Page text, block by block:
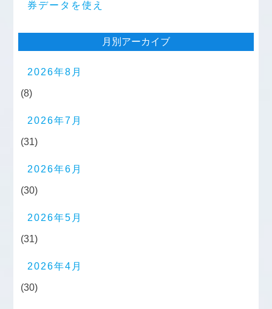
券データを使え
月別アーカイブ
2026年8月
(8)
2026年7月
(31)
2026年6月
(30)
2026年5月
(31)
2026年4月
(30)